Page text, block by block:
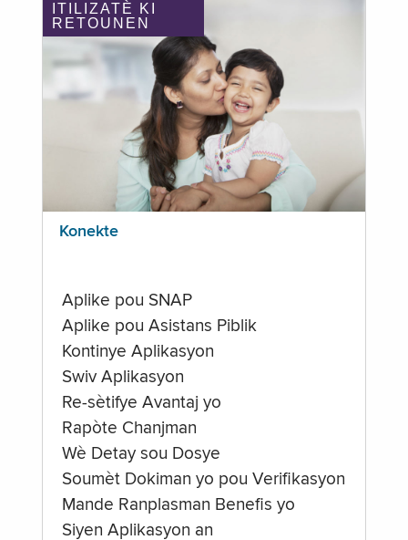
ITILIZATÈ KI
RETOUNEN
Konekte
Aplike pou SNAP
Aplike pou Asistans Piblik
Kontinye Aplikasyon
Swiv Aplikasyon
Re-sètifye Avantaj yo
Rapòte Chanjman
Wè Detay sou Dosye
Soumèt Dokiman yo pou Verifikasyon
Mande Ranplasman Benefis yo
Siyen Aplikasyon an